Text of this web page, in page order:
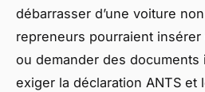
débarrasser d’une voiture
repreneurs pourraient
ou demander des documents
exiger la déclaration ANTS